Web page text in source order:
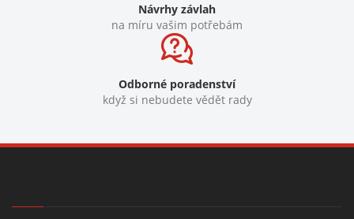
Návrhy závlah
na míru vašim potřebám
Odborné poradenství
když si nebudete vědět rady